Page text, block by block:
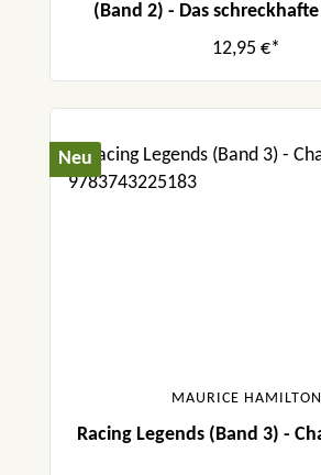
(Band 2) - Das
12,95 €*
Neu
MAURICE HAMILTON
Racing Legends (Band 3) -